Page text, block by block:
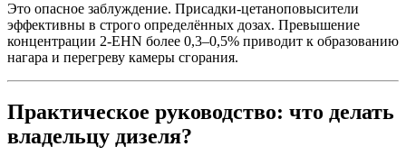
Это опасное заблуждение. Присадки-цетаноповысители
эффективны в строго определённых дозах. Превышение
концентрации 2-EHN более 0,3–0,5% приводит к образованию
нагара и перегреву камеры сгорания.
Практическое руководство: что делать
владельцу дизеля?